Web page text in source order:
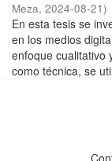
Meza, 2024-08-21)
En esta tesis se
en los medios
enfoque cualitativo
como técnica, se